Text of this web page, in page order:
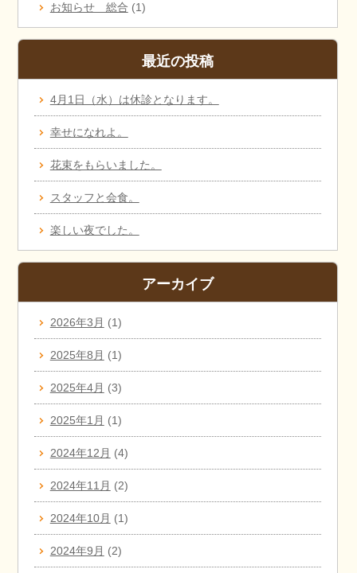
お知らせ 総合 (1)
最近の投稿
4月1日（水）は休診となります。
幸せになれよ。
花束をもらいました。
スタッフと会食。
楽しい夜でした。
アーカイブ
2026年3月 (1)
2025年8月 (1)
2025年4月 (3)
2025年1月 (1)
2024年12月 (4)
2024年11月 (2)
2024年10月 (1)
2024年9月 (2)